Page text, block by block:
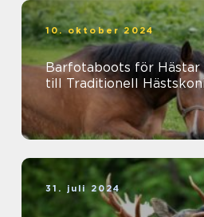
10. oktober 2024
Barfotaboots för
till Traditionell
31. juli 2024